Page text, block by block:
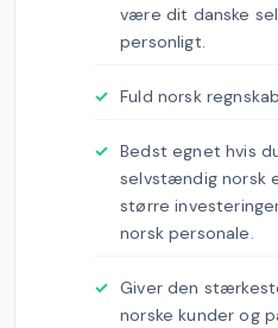
være dit danske
personligt.
Fuld norsk
Bedst egnet hvis
selvstændig norsk
større
norsk personale.
Giver den
norske kunder og